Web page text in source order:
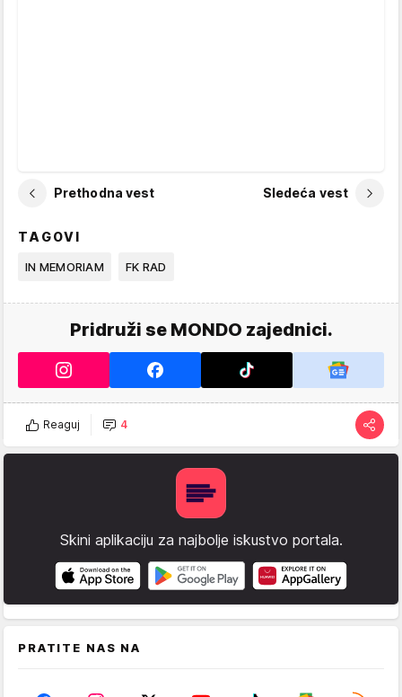
Prethodna vest Sledeća vest
TAGOVI
IN MEMORIAM FK RAD
Pridruži se MONDO zajednici.
Reaguj 4
Skini aplikaciju za najbolje iskustvo portala.
PRATITE NAS NA